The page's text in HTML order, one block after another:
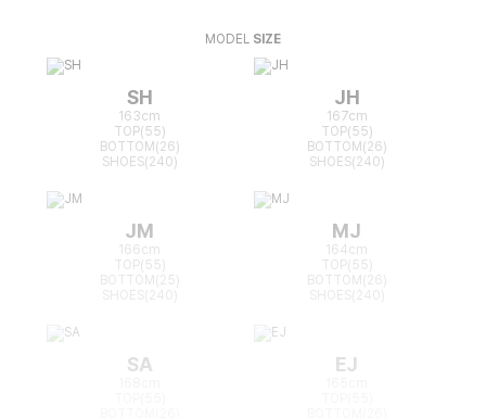
MODEL SIZE
SH
163cm
TOP(55)
BOTTOM(26)
SHOES(240)
JH
167cm
TOP(55)
BOTTOM(26)
SHOES(240)
JM
166cm
TOP(55)
BOTTOM(25)
MJ
164cm
TOP(55)
BOTTOM(26)
SA EJ